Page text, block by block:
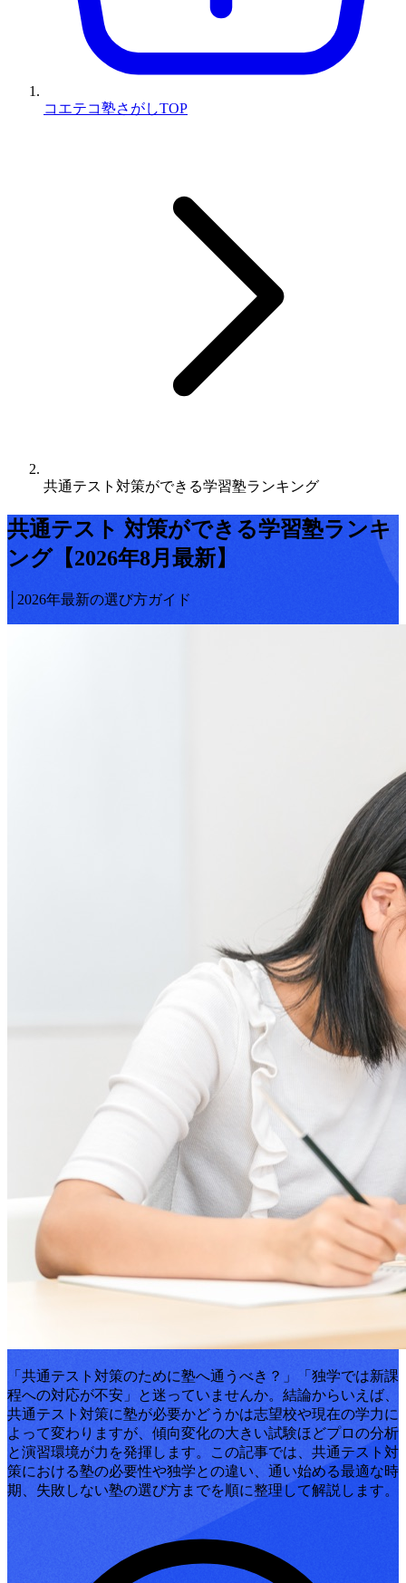
コエテコ塾さがしTOP
共通テスト対策ができる学習塾ランキング
共通テスト 対策ができる学習塾ランキ
ング【2026年8月最新】
│2026年最新の選び方ガイド
「共通テスト対策のために塾へ通うべき？」「独学では新課
程への対応が不安」と迷っていませんか。結論からいえば、
共通テスト対策に塾が必要かどうかは志望校や現在の学力に
よって変わりますが、傾向変化の大きい試験ほどプロの分析
と演習環境が力を発揮します。この記事では、共通テスト対
策における塾の必要性や独学との違い、通い始める最適な時
期、失敗しない塾の選び方までを順に整理して解説します。